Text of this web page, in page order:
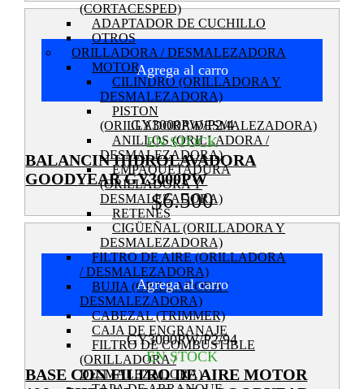
(CORTACESPED)
ADAPTADOR DE CUCHILLO
OTROS
ORILLADORA / DESMALEZADORA
MOTOR
CILINDRO (ORILLADORA Y
DESMALEZADORA)
PISTON
(ORILLADORA/DESMALEZADORA)
ANILLOS (ORILLADORA /
DESMALEZADORA)
EMPAQUETADURA
(ORILLADORA Y
DESMALEZADORA)
RETENES
CIGÜEÑAL (ORILLADORA Y
DESMALEZADORA)
FILTRO DE AIRE (ORILLADORA
/ DESMALEZADORA)
BUJIA (ORILLADORA /
DESMALEZADORA)
CABEZAL (TRIMMER)
CAJA DE ENGRANAJE
FILTRO DE COMBUSTIBLE
(ORILLADORA /
DESMALEZADORA)
Agrega al carro
GY3000PW/P2/4
EN STOCK
BALANCIN HIDROLAVADORA
GOODYEAR GY3000PW
$6.500
Agrega al carro
GY3000PW/P2/94
EN STOCK
BASE CON FILTRO DE AIRE MOTOR